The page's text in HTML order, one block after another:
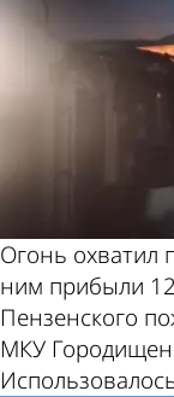
Огонь охватил
ним прибыли
Пензенского
МКУ